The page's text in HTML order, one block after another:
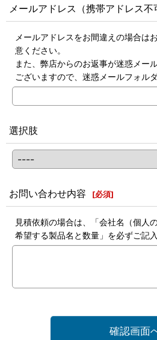
メールアドレス（携帯アドレス不
メールアドレスをお間違えの場合は
意ください。
また、弊店からのお返事が迷惑メー
ございますので、迷惑メールフォル
選択肢
お問い合わせ内容 [必須]
見積依頼の場合は、「会社名（個人
希望する製品名と数量」を必ずご記入
確認画面